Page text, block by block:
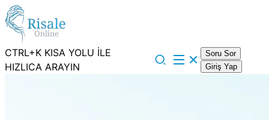
CTRL+K KISA YOLU İLE
HIZLICA ARAYIN
Soru Sor
Giriş Yap